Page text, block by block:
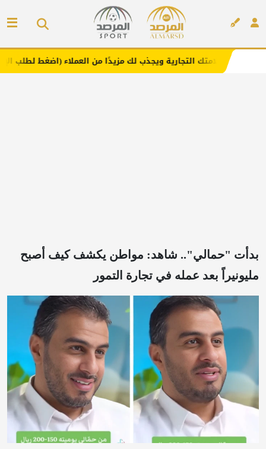
ويجذب لك مزيدًا من العملاء (اضغط لطلب الإعلان)
بدأت "حمالي".. شاهد: مواطن يكشف كيف أصبح
مليونيراً بعد عمله في تجارة التمور